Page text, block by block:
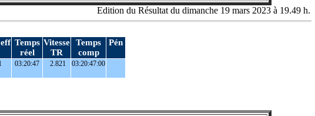
Edition du Résultat du dimanche 19 mars 2023 à 19.49 h.
Temps
réel
Vitesse
TR
Temps
comp
Pén
03:20:47 2.821 03:20:47:00